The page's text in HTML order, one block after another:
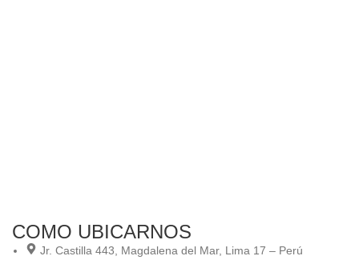
COMO UBICARNOS
Jr. Castilla 443, Magdalena del Mar, Lima 17 – Perú